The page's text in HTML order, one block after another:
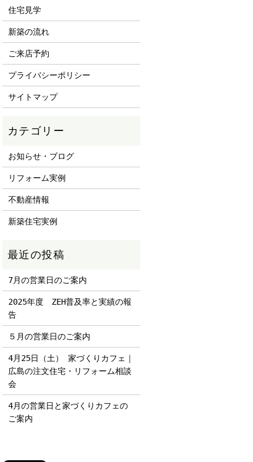
住宅見学
新築の流れ
ご来店予約
プライバシーポリシー
サイトマップ
お知らせ・ブログ
リフォーム実例
不動産情報
新築住宅実例
7月の営業日のご案内
2025年度 ZEH普及率と実績の報
告
５月の営業日のご案内
4月25日（土） 家づくりカフェ｜
広島の注文住宅・リフォーム相談
会
4月の営業日と家づくりカフェの
ご案内